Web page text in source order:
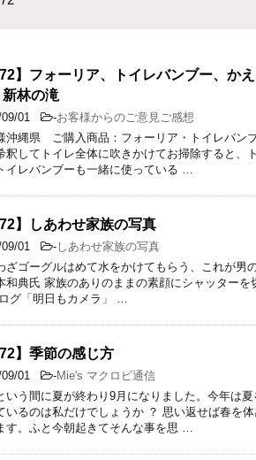
】フォーリア、トイレバンブー、か
林の滝
01 -お客様からのご意見ご感想
沖縄県 ご購入商品：フォーリア・トイレバン
釈してトイレ全体に吹きかけてお掃除すると、
イレバンブーも一緒に使っている …
】しあわせ家族の写真
01 - しあわせ家族の写真
ざゴーグルはめて水をかけてもらう、これが男
典氏 家族のありのままの素顔にシャッターを
グ「明日もカメラ」 …
】季節の感じ方
01 -Mie's マクロビ通信
う間に夏が終わり9月になりました。今年は
いるのは私だけでしょうか ？ 思い返せば春を
す。ふと今朝起きてそんな事を思 …